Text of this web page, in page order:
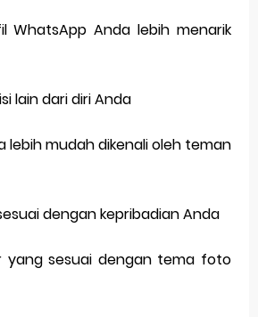
WhatsApp Anda lebih menarik
lain dari diri Anda
lebih mudah dikenali oleh teman
dengan kepribadian Anda
yang sesuai dengan tema foto